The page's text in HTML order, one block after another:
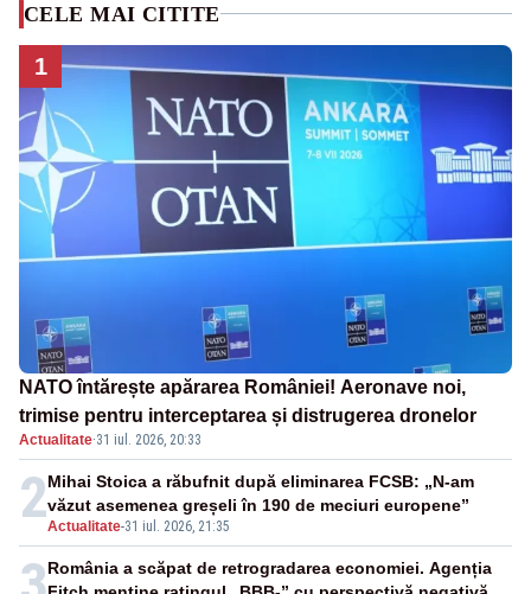
CELE MAI CITITE
1
NATO întărește apărarea României! Aeronave noi,
trimise pentru interceptarea și distrugerea dronelor
Actualitate·31 iul. 2026, 20:33
2Actualitate-31 iul. 2026, 21:35
Mihai Stoica a răbufnit după eliminarea FCSB: „N-am
văzut asemenea greșeli în 190 de meciuri europene”
România a scăpat de retrogradarea economiei. Agenția